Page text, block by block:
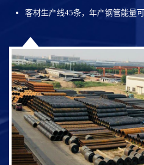
客材生产线45条，年产钢管能量